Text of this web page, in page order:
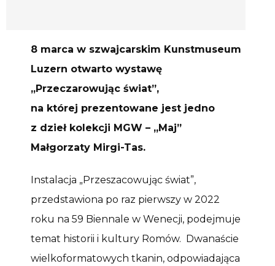
8 marca w szwajcarskim Kunstmuseum
Luzern otwarto wystawę
„Przeczarowując świat”,
na której prezentowane jest jedno
z dzieł kolekcji MGW – „Maj”
Małgorzaty Mirgi-Tas.
Instalacja „Przeszacowując świat”,
przedstawiona po raz pierwszy w 2022
roku na 59 Biennale w Wenecji, podejmuje
temat historii i kultury Romów. Dwanaście
wielkoformatowych tkanin, odpowiadająca